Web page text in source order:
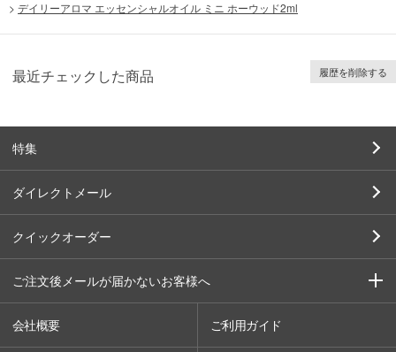
> デイリーアロマ エッセンシャルオイル ミニ ホーウッド2ml
最近チェックした商品 履歴を削除する
特集
ダイレクトメール
クイックオーダー
ご注文後メールが届かないお客様へ
会社概要 ご利用ガイド